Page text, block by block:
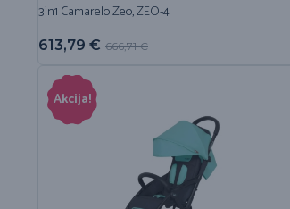
3in1 Camarelo Zeo, ZEO-4
666,71€
613,79 €
Akcija!